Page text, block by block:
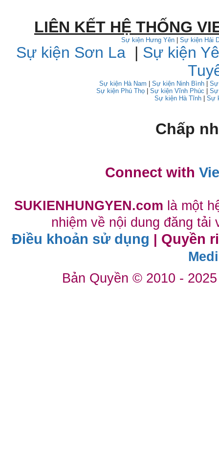
LIÊN KẾT HỆ THỐNG
Sự kiện Hưng Yên | Sự kiện Hải
Sự kiện Sơn La| Sự kiện
Sự kiện Hà Nam | Sự kiện Ninh Bình | Sự
Sự kiện Phú Thọ| Sự kiện Vĩnh Phúc | Sự
Sự kiện Hà Tĩnh | Sự
Chấp
Connect with
SUKIENHUNGYEN.com là một
nhiệm về nội dung đăng
Điều khoản sử dụng Quyền
Bản Quyền © 2010 -